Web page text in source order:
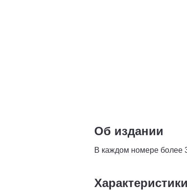
Об издании
В каждом номере более
Характеристики